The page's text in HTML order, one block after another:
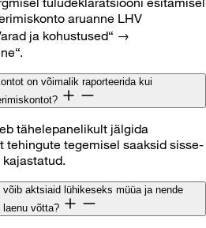
aruanne LHV
ja kohustused“ →
on võimalik raporteerida kui
tähelepanelikult jälgida
tehingute tegemisel saaksid sisse-
aktsiaid lühikeseks müüa ja nende
laenu võtta?